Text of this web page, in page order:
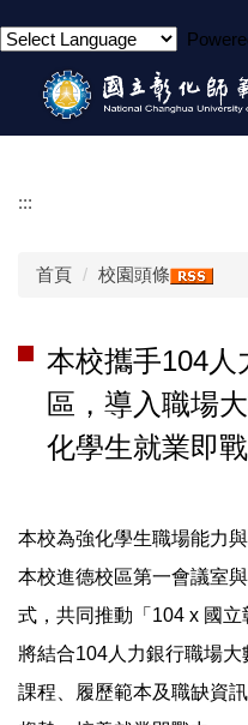
到
:::
首頁 校園頭條
本校攜手104人
區，導入職場
化學生就業即
本校為強化學生職場能力
本校進德校區第一會議室
式，共同推動「104 x 國
將結合104人力銀行職場
課程、履歷範本及職缺資